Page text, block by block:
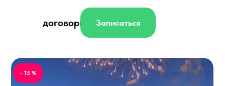
договорная Записаться
- 15 %